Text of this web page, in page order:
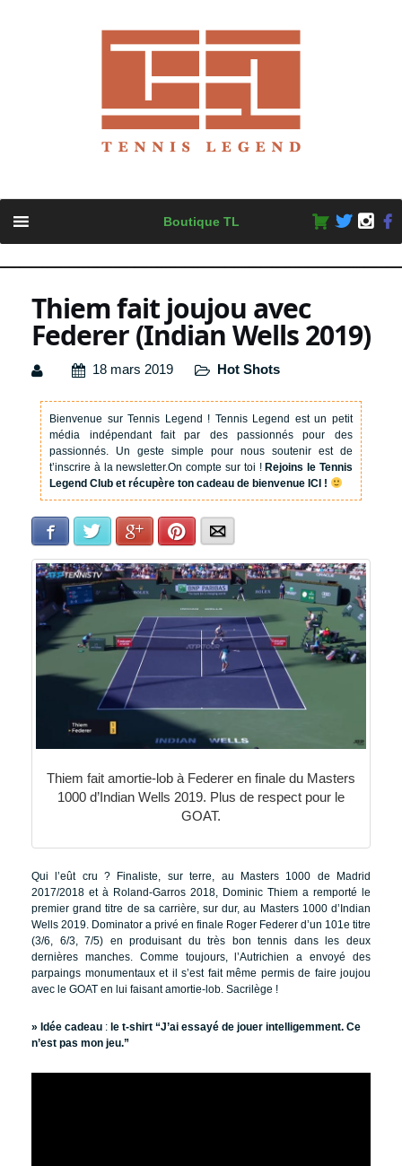
content
Boutique TL
Thiem fait joujou avec
Federer (Indian Wells 2019)
18 mars 2019 Hot Shots
Bienvenue sur Tennis Legend ! Tennis Legend est un petit
média indépendant fait par des passionnés pour des
passionnés. Un geste simple pour nous soutenir est de
t’inscrire à la newsletter.On compte sur toi !Rejoins le Tennis
Legend Club et récupère ton cadeau de bienvenue ICI !
Facebook Twitter Google+Pinterest
Thiem fait amortie-lob à Federer en finale du Masters
1000 d’Indian Wells 2019. Plus de respect pour le
GOAT.
Qui l’eût cru ? Finaliste, sur terre, au Masters 1000 de Madrid
2017/2018 et à Roland-Garros 2018, Dominic Thiem a remporté le
premier grand titre de sa carrière, sur dur, au Masters 1000 d’Indian
Wells 2019. Dominator a privé en finale Roger Federer d’un 101e titre
(3/6, 6/3, 7/5) en produisant du très bon tennis dans les deux
dernières manches. Comme toujours, l’Autrichien a envoyé des
parpaings monumentaux et il s’est fait même permis de faire joujou
avec le GOAT en lui faisant amortie-lob. Sacrilège !
» Idée cadeau : le t-shirt “J’ai essayé de jouer intelligemment. Ce
n’est pas mon jeu.”